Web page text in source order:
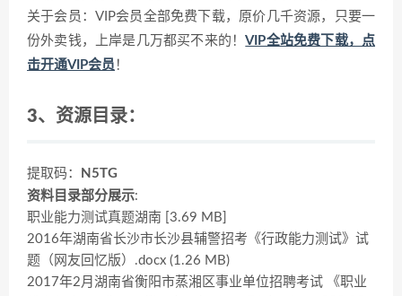
关于会员：VIP会员全部免费下载，原价几千资源，只要一
份外卖钱，上岸是几万都买不来的！VIP全站免费下载，点
击开通VIP会员 ！
3、资源目录：
提取码：
N5TG
资料目录部分展示:
职业能力测试真题湖南 [3.69 MB]
2016年湖南省长沙市长沙县辅警招考《行政能力测试》试
题（网友回忆版）.docx (1.26 MB)
2017年2月湖南省衡阳市蒸湘区事业单位招聘考试 《职业